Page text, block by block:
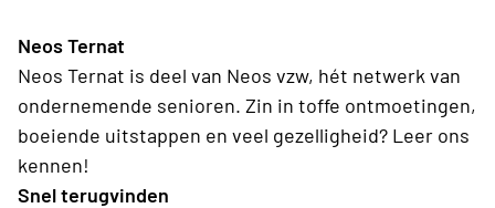
Neos Ternat
Neos Ternat is deel van Neos vzw, hét netwerk van
ondernemende senioren. Zin in toffe ontmoetingen,
boeiende uitstappen en veel gezelligheid? Leer ons
kennen!
Snel terugvinden